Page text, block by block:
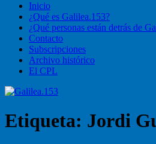
Inicio
¿Qué es Galilea.153?
¿Qué personas están detrás de
Contacto
Subscripciones
Archivo histórico
El CPL
Etiqueta: Jordi